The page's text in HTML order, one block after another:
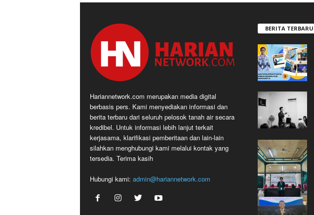
Hariannetwork.com merupakan media digital
berbasis pers. Kami menyediakan informasi dan
berita terbaru dari seluruh pelosok tanah air secara
kredibel. Untuk informasi lebih lanjut terkait
kerjasama, klarifikasi pemberitaan dan lain-lain
silahkan menghubungi kami melalui kontak yang
tersedia. Terima kasih
Hubungi kami: admin@hariannetwork.com
BERITA TERBARU